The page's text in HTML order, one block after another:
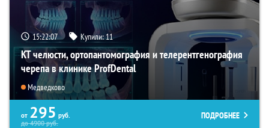
15:22:07 Купили:11
КТ челюсти, ортопантомография и телерентгенография
черепа в клинике ProfDental
Медведково
от 295 руб.
до4900руб.
ПОДРОБНЕЕ